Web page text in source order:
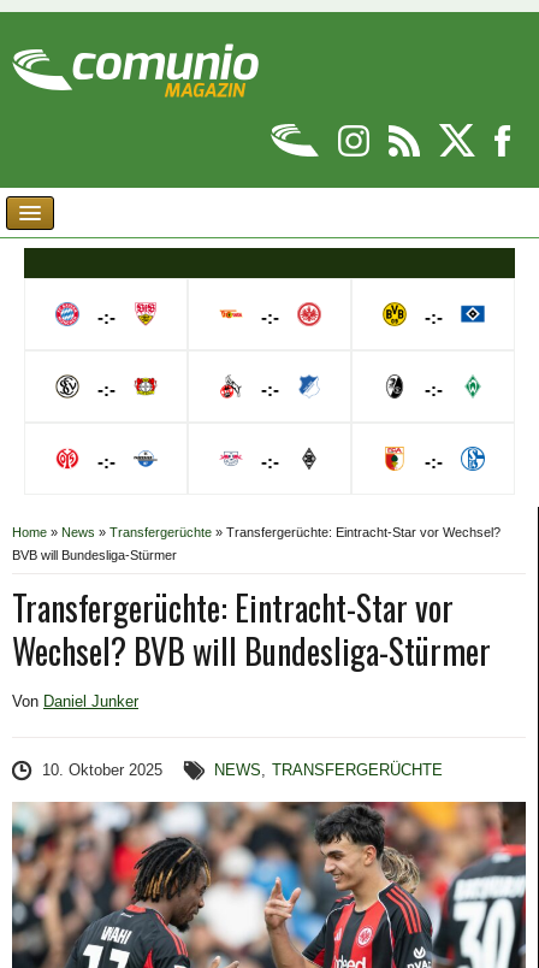
-:-
-:-
-:-
-:-
-:-
-:-
-:-
-:-
-:-
Home » News » Transfergerüchte » Transfergerüchte: Eintracht-Star vor Wechsel?
BVB will Bundesliga-Stürmer
Transfergerüchte: Eintracht-Star vor
Wechsel? BVB will Bundesliga-Stürmer
Von Daniel Junker
10. Oktober 2025 NEWS, TRANSFERGERÜCHTE